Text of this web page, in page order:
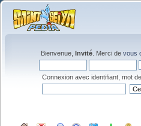
Bienvenue, Invité . Merci de vous
Connexion avec identifiant, mot